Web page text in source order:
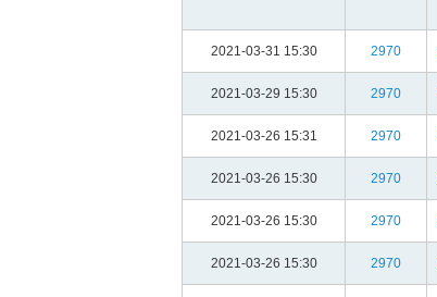
2021-03-31 15:30 2970
2021-03-29 15:30 2970
2021-03-26 15:31 2970
2021-03-26 15:30 2970
2021-03-26 15:30 2970
2021-03-26 15:30 2970